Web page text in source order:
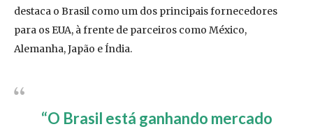
destaca o Brasil como um dos principais fornecedores
para os EUA, à frente de parceiros como México,
Alemanha, Japão e Índia.
“O Brasil está ganhando mercado